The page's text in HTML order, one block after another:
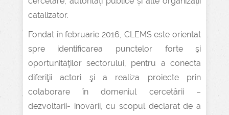
catalizator.
Fondat în februarie 2016, CLEMS este orientat
spre identificarea punctelor forte şi
oportunităţilor sectorului, pentru a conecta
diferiţii actori şi a realiza proiecte prin
colaborare în domeniul cercetării –
dezvoltarii- inovării, cu scopul declarat de a